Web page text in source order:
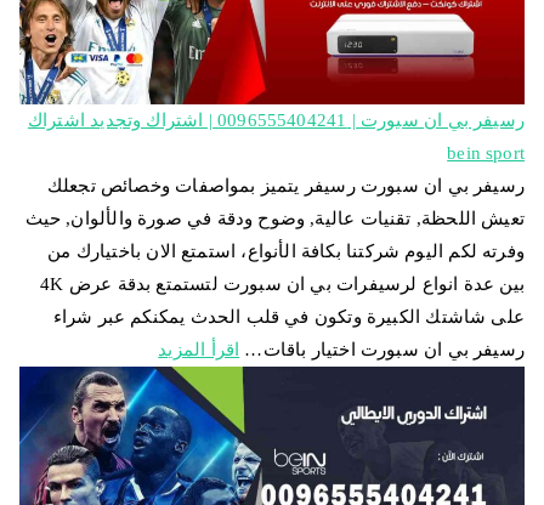
رسيفر بي ان سبورت | 0096555404241 | اشتراك وتجديد اشتراك
bein sport
رسيفر بي ان سبورت رسيفر يتميز بمواصفات وخصائص تجعلك
تعيش اللحظة, تقنيات عالية, وضوح ودقة في صورة والألوان, حيث
وفرته لكم اليوم شركتنا بكافة الأنواع، استمتع الان باختيارك من
بين عدة انواع لرسيفرات بي ان سبورت لتستمتع بدقة عرض 4K
على شاشتك الكبيرة وتكون في قلب الحدث يمكنكم عبر شراء
رسيفر بي ان سبورت اختيار باقات…
اقرأ المزيد